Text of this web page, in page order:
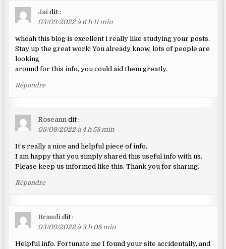
Jai dit :
03/09/2022 à 6 h 11 min
whoah this blog is excellent i really like studying your posts.
Stay up the great work! You already know, lots of people are
looking
around for this info, you could aid them greatly.
Répondre
Roseann dit :
03/09/2022 à 4 h 58 min
It’s really a nice and helpful piece of info.
I am happy that you simply shared this useful info with us.
Please keep us informed like this. Thank you for sharing.
Répondre
Brandi dit :
03/09/2022 à 3 h 08 min
Helpful info. Fortunate me I found your site accidentally, and